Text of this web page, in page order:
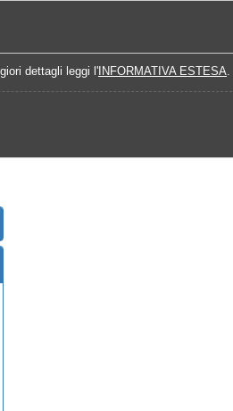
dettagli leggi l' INFORMATIVA ESTESA.
2015-2016 Calendario